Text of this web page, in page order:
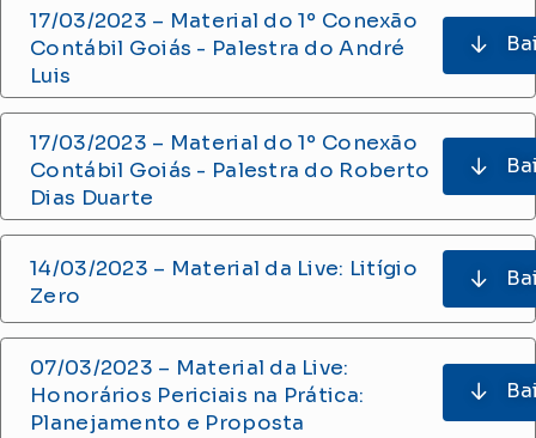
17/03/2023 – Material do 1º Conexão
Contábil Goiás - Palestra do André
Luis
17/03/2023 – Material do 1º Conexão
Contábil Goiás - Palestra do Roberto
Dias Duarte
14/03/2023 – Material da Live: Litígio
Zero
07/03/2023 – Material da Live:
Honorários Periciais na Prática:
Planejamento e Proposta